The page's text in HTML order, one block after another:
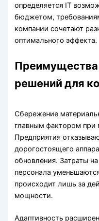
определяется IT
бюджетом,
компании сочетают
оптимального эффекта.
решений для
Сбережение
главным фактором при
Предприятия
дорогостоящего
обновления. Затраты
персонала
происходит лишь за
мощности.
Адаптивность